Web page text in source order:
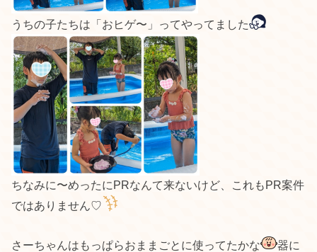
うちの子たちは「おヒゲ〜」ってやってました
ちなみに〜めったにPRなんて来ないけど、これもPR案件
ではありません♡
さーちゃんはもっぱらおままごとに使ってたかな
器に